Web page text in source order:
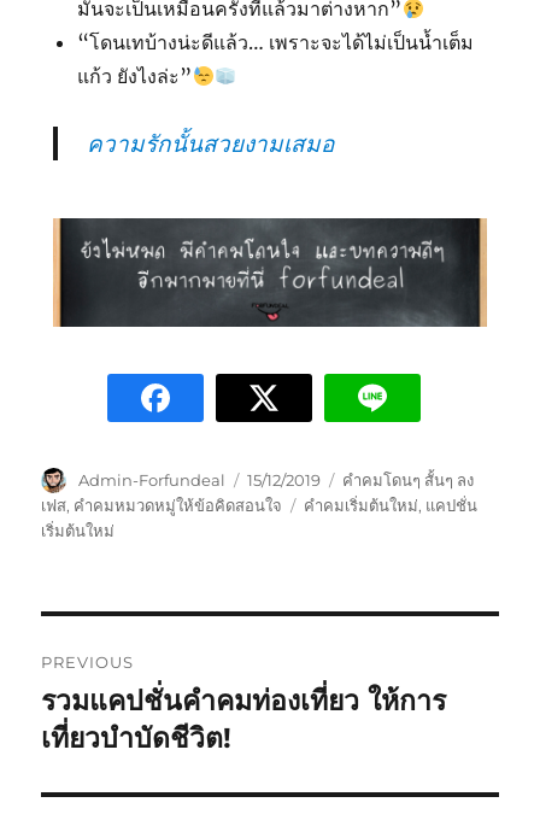
มันจะเป็นเหมือนครั้งที่แล้วมาต่างหาก”
“โดนเทบ้างน่ะดีแล้ว… เพราะจะได้ไม่เป็น​น้ำเต็ม
แก้ว​ ยังไ​งล่ะ”
ความรักนั้นสวยงามเสมอ
Admin-Forfundeal 15/12/2019
คำคมโดนๆ สั้นๆ ลง
เฟส, คำคมหมวดหมู่ให้ข้อคิดสอนใจ คำคมเริ่มต้นใหม่, แคปชั่น
เริ่มต้นใหม่
PREVIOUS
รวมแคปชั่นคำคมท่องเที่ยว ให้การ
เที่ยวบำบัดชีวิต!